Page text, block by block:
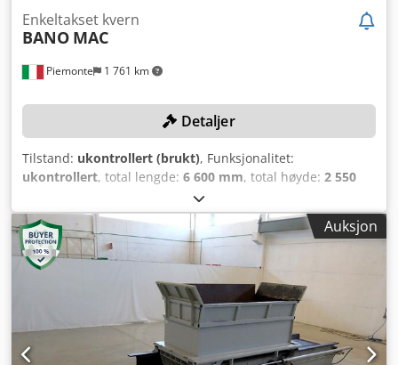
Piemonte 1 761 km
Enkeltakset kvern
BANO MAC
Detaljer
Tilstand: ukontrollert (brukt), Funksjonalitet:
ukontrollert, total lengde: 6 600 mm, total høyde: 2 550
2 150 mm, effekt:
TEKNISKE DETALJER Innmatingsområde lengde: 2 900 mm
Innmatingsområde bredde: 1 400 mm MASKINDETALJER
Mål Total lengde: 6 600 mm Total bredde: 2 150 mm Total
høyde: 2 550 mm Motoreffekt (kutteaksel): 37 kW Dsdpfoyq
Izisx Ak Eskr Total tilkoblingseffekt: 48 kW Maskinen selges
og leveres i faktisk og juridisk tilstand ("som sett og
akseptert"), basert på fotodokumentasjon og beskrivende
tekniske/kommersielle dokumenter. Kjøperen har rett til å
Auksjon